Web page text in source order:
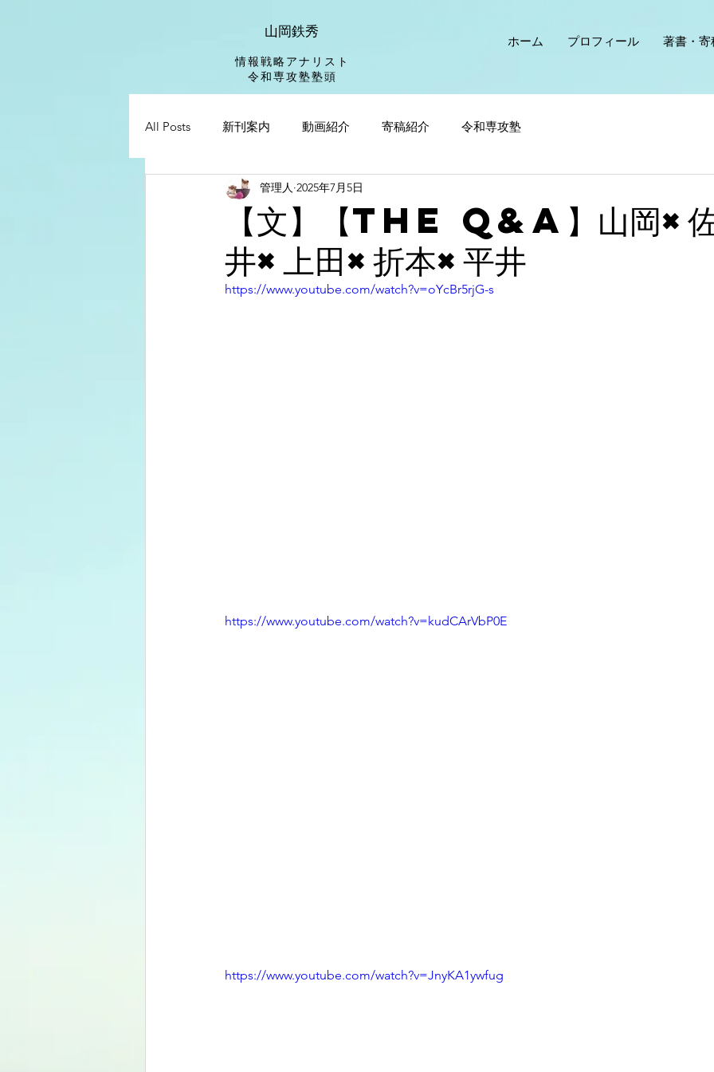
山岡鉄秀
情報戦略アナリスト
​令和専攻塾塾頭
ホーム プロフィール 著書・寄
All Posts 新刊案内 動画紹介 寄稿紹介 令和専攻塾
【文】【The Q&A】山岡×
井×上田×折本×平井
管理人 2025年7月5日
https://www.youtube.com/watch?v=oYcBr5rjG-s
https://www.youtube.com/watch?v=kudCArVbP0E
https://www.youtube.com/watch?v=JnyKA1ywfug